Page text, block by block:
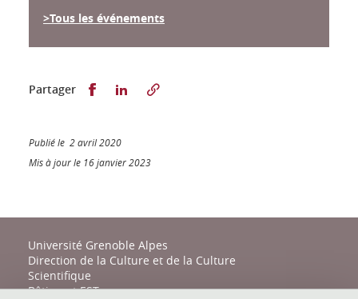
>Tous les événements
Partager Partager sur Facebook
Partager sur LinkedIn
Publié le 2 avril 2020
Mis à jour le 16 janvier 2023
Université Grenoble Alpes
Direction de la Culture et de la Culture
Scientifique
Bâtiment EST